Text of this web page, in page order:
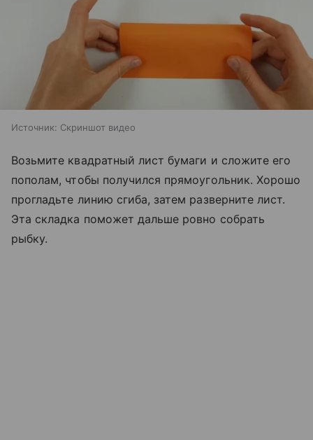
Источник: Скриншот видео
Возьмите квадратный лист бумаги и сложите его
пополам, чтобы получился прямоугольник. Хорошо
прогладьте линию сгиба, затем разверните лист.
Эта складка поможет дальше ровно собрать
рыбку.